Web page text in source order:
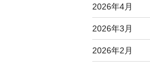
2026年4月
2026年3月
2026年2月